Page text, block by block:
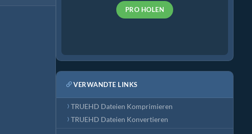
PRO HOLEN
VERWANDTE LINKS
TRUEHD Dateien Komprimieren
TRUEHD Dateien Konvertieren